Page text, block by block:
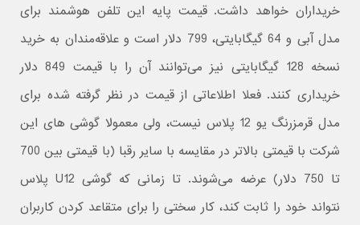
خریداران خواهد داشت. قیمت پایه این تلفن هوشمند برای
مدل آبی و 64 گیگابایتی، 799 دلار است و علاقه‌مندان به خرید
نسخه 128 گیگابایتی نیز می‌توانند آن را با قیمت 849 دلار
خریداری کنند. فعلا اطلاعاتی از قیمت در نظر گرفته شده برای
مدل قرمزرنگ یو 12 پلاس نیست، ولی معمولا گوشی های این
شرکت با قیمتی بالاتر در مقایسه با سایر رقبا (با قیمتی بین 700
تا 750 دلار) عرضه می‌شوند. تا زمانی که گوشی U12 پلاس
نتواند خود را ثابت کند، کار سختی را برای متقاعد کردن کاربران